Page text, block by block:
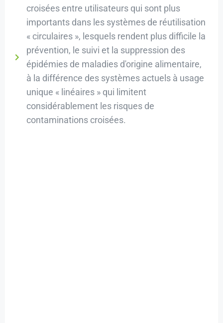
croisées entre utilisateurs qui sont plus
importants dans les systèmes de réutilisation
« circulaires », lesquels rendent plus difficile la
prévention, le suivi et la suppression des
épidémies de maladies d'origine alimentaire,
à la différence des systèmes actuels à usage
unique « linéaires » qui limitent
considérablement les risques de
contaminations croisées.